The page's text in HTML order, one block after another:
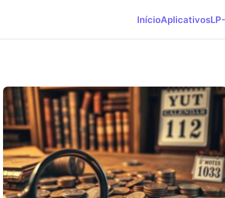
InícioAplicativos